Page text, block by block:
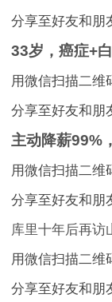
分享至好友和朋
33岁，癌症+
用微信扫描二维
分享至好友和朋
主动降薪99%
用微信扫描二维
分享至好友和朋
库里十年后再访
用微信扫描二维
分享至好友和朋